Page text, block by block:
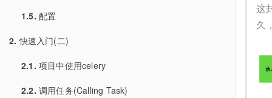
1.5. 配置
2. 快速入门(二)
2.1. 项目中使用celery
2.2. 调用任务(Calling Task)
这
久